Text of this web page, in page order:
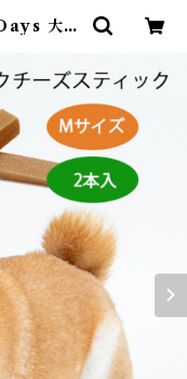
大地
マチ 犬
ンチブ